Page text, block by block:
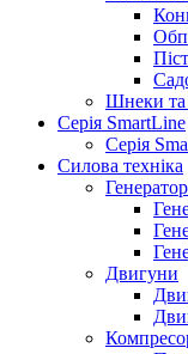
Шнеки та
Серія SmartLine
Серія
Силова техніка
Двигуни